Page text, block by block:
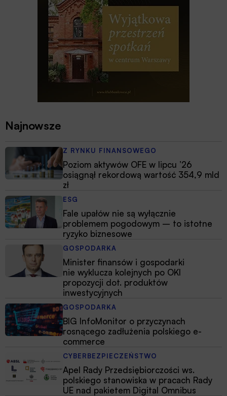
Najnowsze
Z RYNKU FINANSOWEGO
Poziom aktywów OFE w lipcu ’26
osiągnął rekordową wartość 354,9 mld
zł
ESG
Fale upałów nie są wyłącznie
problemem pogodowym – to istotne
ryzyko biznesowe
GOSPODARKA
Minister finansów i gospodarki
nie wyklucza kolejnych po OKI
propozycji dot. produktów
inwestycyjnych
GOSPODARKA
BIG InfoMonitor o przyczynach
rosnącego zadłużenia polskiego e-
commerce
CYBERBEZPIECZEŃSTWO
Apel Rady Przedsiębiorczości ws.
polskiego stanowiska w pracach Rady
UE nad pakietem Digital Omnibus